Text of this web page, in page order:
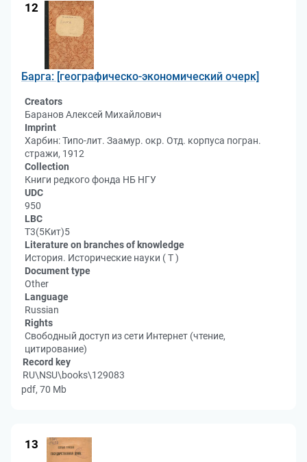
12
Барга: [географическо-экономический очерк]
Creators
Баранов Алексей Михайлович
Imprint
Харбин: Типо-лит. Заамур. окр. Отд. корпуса погран.
стражи, 1912
Collection
Книги редкого фонда НБ НГУ
UDC
950
LBC
Т3(5Кит)5
Literature on branches of knowledge
История. Исторические науки ( Т )
Document type
Other
Language
Russian
Rights
Свободный доступ из сети Интернет (чтение,
цитирование)
Record key
RU\NSU\books\129083
pdf, 70 Mb
13